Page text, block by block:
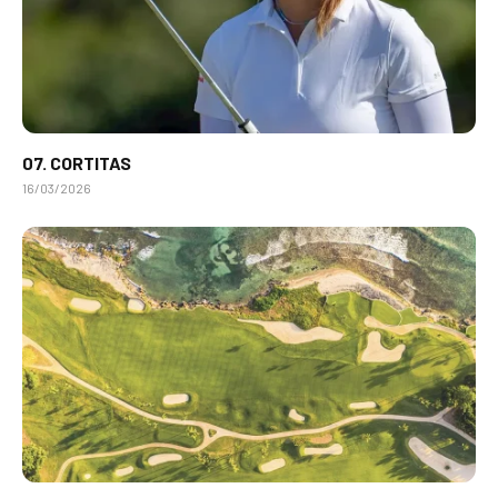
07. CORTITAS
16/03/2026